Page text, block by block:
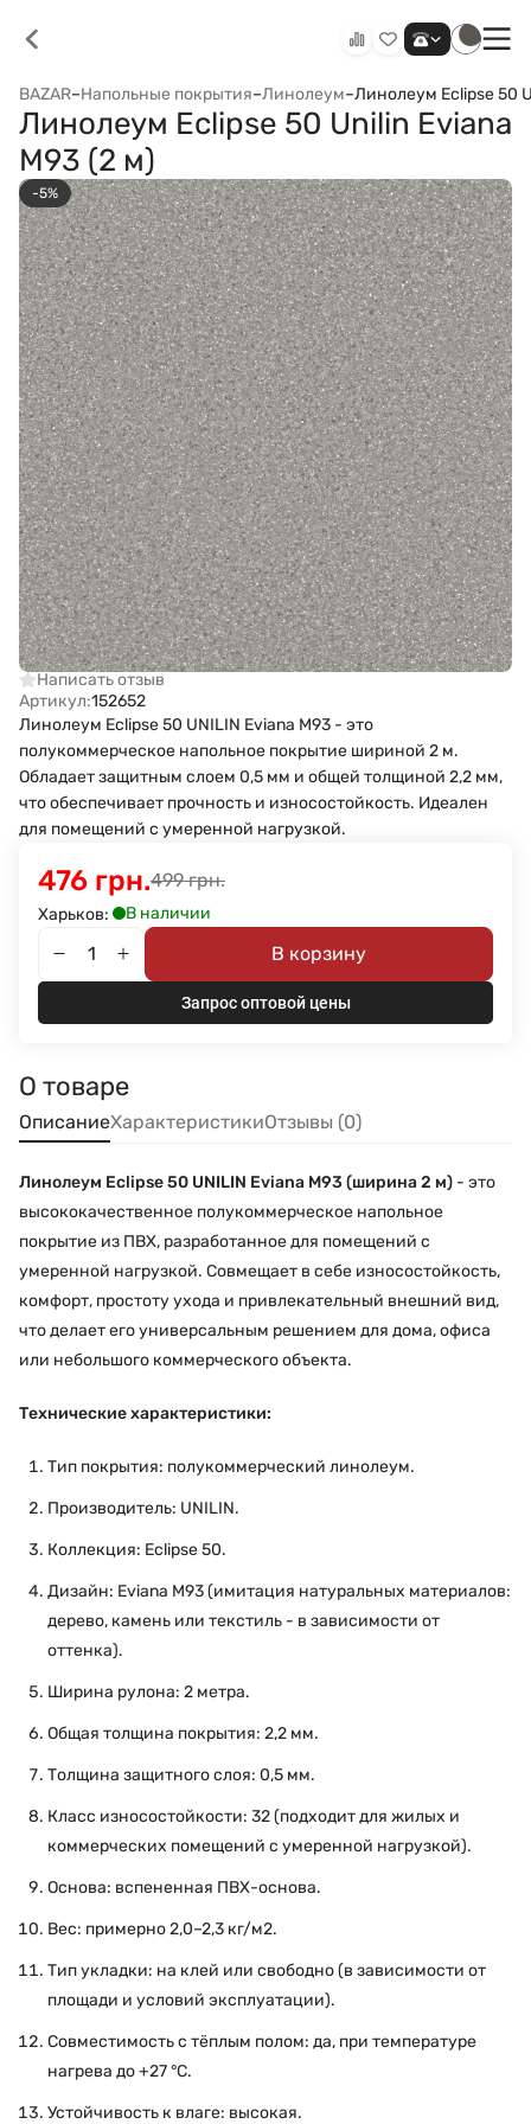
BAZAR–Напольные покрытия–Линолеум–Линолеум Eclipse 50
Линолеум Eclipse 50 Unilin Eviana
M93 (2 м)
-5%
Написать отзыв
Артикул:152652
Линолеум Eclipse 50 UNILIN Eviana M93 - это
полукоммерческое напольное покрытие шириной 2 м.
Обладает защитным слоем 0,5 мм и общей толщиной 2,2 мм,
что обеспечивает прочность и износостойкость. Идеален
для помещений с умеренной нагрузкой.
499 грн.
476 грн.
Харьков: В наличии
В корзину
Запрос оптовой цены
О товаре
ОписаниеХарактеристикиОтзывы (0)
Линолеум Eclipse 50 UNILIN Eviana M93 (ширина 2 м) - это
высококачественное полукоммерческое напольное
покрытие из ПВХ, разработанное для помещений с
умеренной нагрузкой. Совмещает в себе износостойкость,
комфорт, простоту ухода и привлекательный внешний вид,
что делает его универсальным решением для дома, офиса
или небольшого коммерческого объекта.
Технические характеристики:
Тип покрытия: полукоммерческий линолеум.
Производитель: UNILIN.
Коллекция: Eclipse 50.
Дизайн: Eviana M93 (имитация натуральных материалов:
дерево, камень или текстиль - в зависимости от
оттенка).
Ширина рулона: 2 метра.
Общая толщина покрытия: 2,2 мм.
Толщина защитного слоя: 0,5 мм.
Класс износостойкости: 32 (подходит для жилых и
коммерческих помещений с умеренной нагрузкой).
Основа: вспененная ПВХ-основа.
Вес: примерно 2,0–2,3 кг/м2.
Тип укладки: на клей или свободно (в зависимости от
площади и условий эксплуатации).
Совместимость с тёплым полом: да, при температуре
нагрева до +27 °C.
Устойчивость к влаге: высокая.